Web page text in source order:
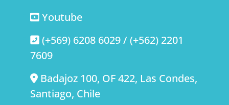
Youtube
(+569) 6208 6029 / (+562) 2201
7609
Badajoz 100, OF 422, Las Condes,
Santiago, Chile